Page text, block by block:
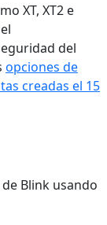
XT, XT2 e
del
opciones de
creadas el 15
Blink usando